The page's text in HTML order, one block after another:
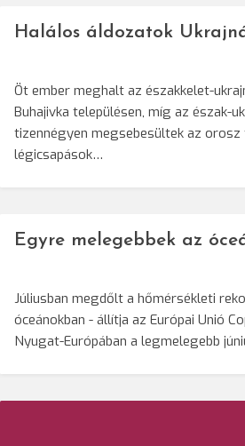
Halálos áldozatok
Öt ember meghalt az északkelet-
Buhajivka településen, míg az észak-
tizennégyen megsebesültek az
légicsapások…
Egyre melegebbek az
Júliusban megdőlt a hőmérsékleti
óceánokban - állítja az Európai Unió
Nyugat-Európában a legmelegebb